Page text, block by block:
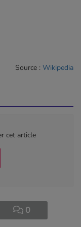
0
Source : Wikipedia
cet article